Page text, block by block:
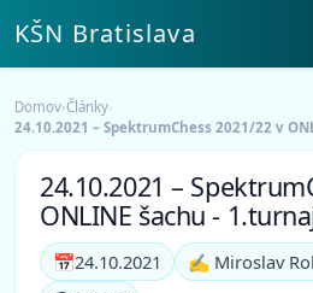
KŠN Bratislava
Domov›Články›
24.10.2021 – SpektrumChess 2021/22 v
24.10.2021 –
ONLINE šachu -
📅24.10.2021 ✍️ Miroslav